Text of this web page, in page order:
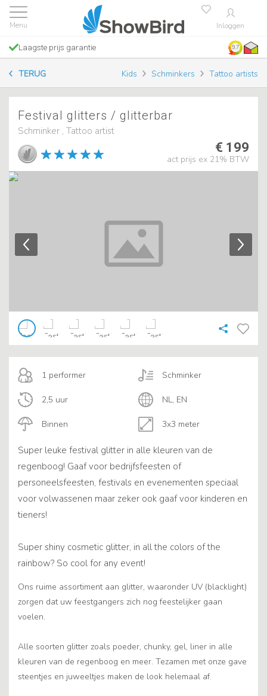
Inloggen
Laagste prijs garantie 9.7
TERUG Kids Schminkers Tattoo artists
Festival glitters / glitterbar
Schminker , Tattoo artist
€ 199
act prijs ex 21% BTW
1 performer
Binnen
Schminker
2,5 uur
3x3 meter
NL, EN
Super leuke festival glitter in alle kleuren van de
regenboog! Gaaf voor bedrijfsfeesten of
personeelsfeesten, festivals en evenementen speciaal
voor volwassenen maar zeker ook gaaf voor kinderen en
tieners!
Super shiny cosmetic glitter, in all the colors of the
rainbow? So cool for any event!
Ons ruime assortiment aan glitter, waaronder UV (blacklight)
zorgen dat uw feestgangers zich nog feestelijker gaan
voelen.
Alle soorten glitter zoals poeder, chunky, gel, liner in alle
kleuren van de regenboog en meer. Tezamen met onze gave
steentjes en juweeltjes maken de look helemaal af.